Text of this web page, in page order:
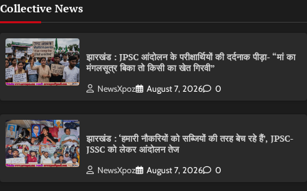
Collective News
झारखंड : JPSC आंदोलन के परीक्षार्थियों की दर्दनाक पीड़ा- “मां का
मंगलसूत्र बिका तो किसी का खेत गिरवी”
NewsXpoz August 7, 2026 0
झारखंड : ‘हमारी नौकरियों को सब्जियों की तरह बेच रहे हैं’, JPSC-
JSSC को लेकर आंदोलन तेज
NewsXpoz August 7, 2026 0